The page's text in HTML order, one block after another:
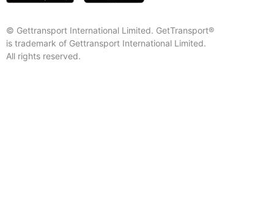
© Gettransport International Limited. GetTransport®
is trademark of Gettransport International Limited.
All rights reserved.